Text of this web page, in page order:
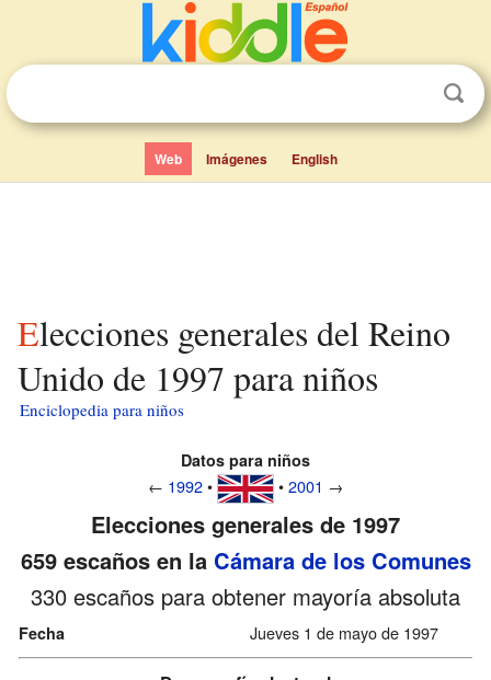
Web Imágenes English
Elecciones generales del Reino
Unido de 1997 para niños
Enciclopedia para niños
Datos para niños
← 1992• •2001 →
Elecciones generales de 1997
659 escaños en la Cámara de los Comunes
330 escaños para obtener mayoría absoluta
Fecha Jueves 1 de mayo de 1997